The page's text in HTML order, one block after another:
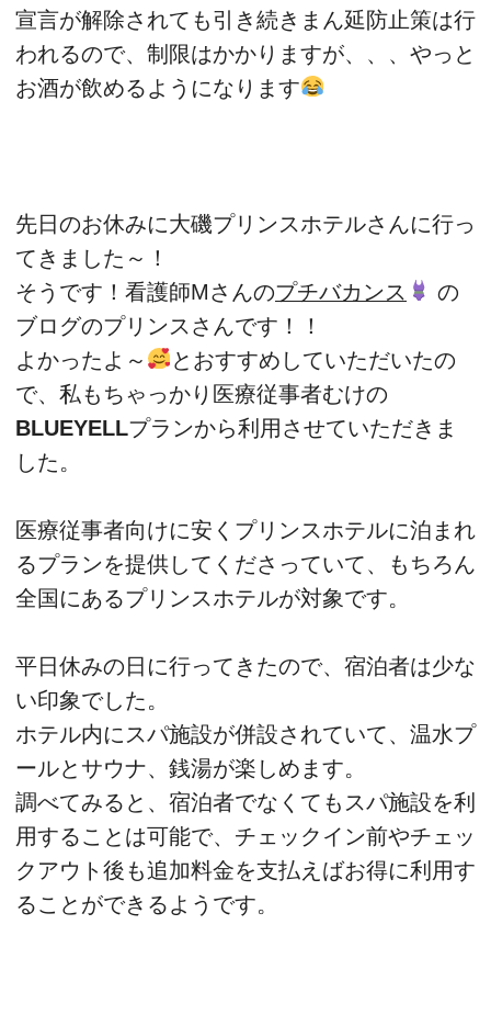
宣言が解除されても引き続きまん延防止策は行
われるので、制限はかかりますが、、、やっと
お酒が飲めるようになります
先日のお休みに大磯プリンスホテルさんに行っ
てきました～！
そうです！看護師Mさんのプチバカンス
の
ブログのプリンスさんです！！
よかったよ～
とおすすめしていただいたの
で、私もちゃっかり医療従事者むけの
BLUEYELLプランから利用させていただきま
した。
医療従事者向けに安くプリンスホテルに泊まれ
るプランを提供してくださっていて、もちろん
全国にあるプリンスホテルが対象です。
平日休みの日に行ってきたので、宿泊者は少な
い印象でした。
ホテル内にスパ施設が併設されていて、温水プ
ールとサウナ、銭湯が楽しめます。
調べてみると、宿泊者でなくてもスパ施設を利
用することは可能で、チェックイン前やチェッ
クアウト後も追加料金を支払えばお得に利用す
ることができるようです。